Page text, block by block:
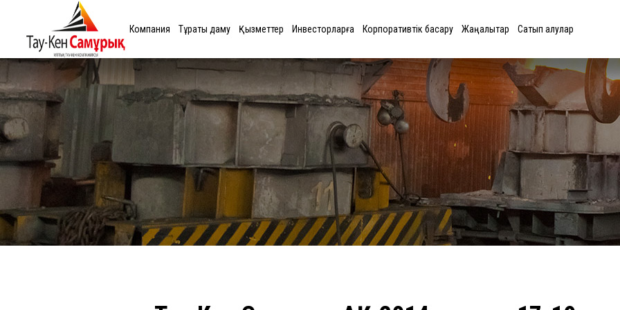
Компания Тұрақты даму Қызметтер Инвесторларға Корпоративтік басқару Жаңалықтар Сатып алулар